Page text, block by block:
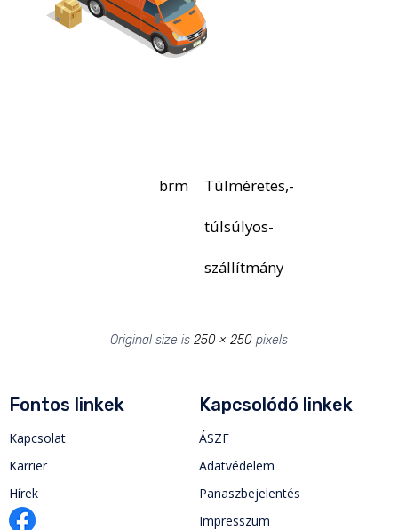
brm
Túlméretes,-
túlsúlyos-
szállítmány
Original size is 250 × 250 pixels
Fontos linkek
Kapcsolat
Karrier
Hírek
Kapcsolódó linkek
ÁSZF
Adatvédelem
Panaszbejelentés
Impresszum